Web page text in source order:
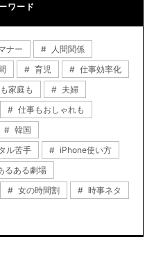
ワード
ナー
人間関係
育児
仕事効率化
家庭も
夫婦
仕事もおしゃれも
韓国
ル苦手
iPhone使い方
るある劇場
女の時間割
時事ネタ